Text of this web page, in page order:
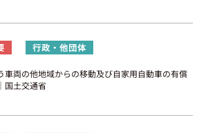
行政・他団体
車両の他地域からの移動及び自家用自動車の有償
国土交通省